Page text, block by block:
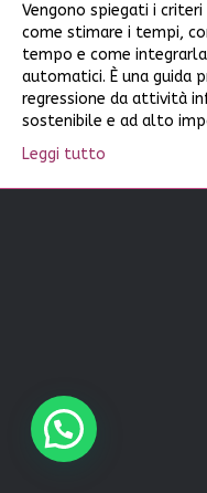
Vengono spiegati i
come stimare i tempi,
tempo e come
automatici. È una guida
regressione da attività
sostenibile e ad alto
Leggi tutto